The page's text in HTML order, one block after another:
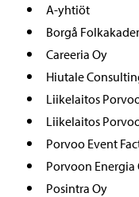
A-yhtiöt
Borgå
Careeria Oy
Hiutale
Liikelaitos
Liikelaitos
Porvoo Event
Porvoon Energia
Posintra Oy